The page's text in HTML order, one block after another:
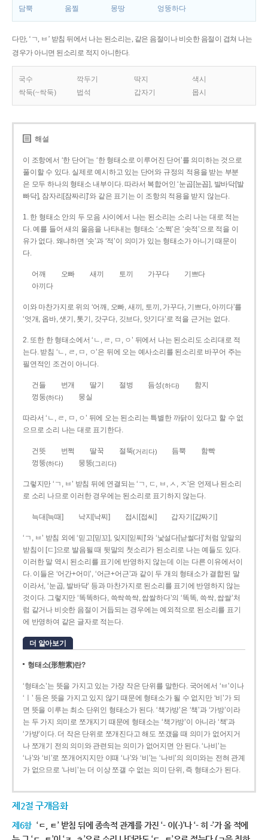
담뿍
움찔 몽땅 엉뚱하다
다만, ‘ㄱ, ㅂ’ 받침 뒤에서 나는 된소리는, 같은 음절이나 비슷한 음절이 겹쳐 나는
경우가 아니면 된소리로 적지 아니한다.
국수 깍두기 딱지
색시
싹둑(~싹둑)
법석 갑자기 몹시
해설
이 조항에서 ‘한 단어’는 ‘한 형태소로 이루어진 단어’를 의미하는 것으로
풀이할 수 있다. 실제로 예시하고 있는 단어와 규정의 적용을 받는 부분
은 모두 하나의 형태소 내부이다. 따라서 복합어인 ‘눈곱[눈꼽], 발바닥[발
빠닥], 잠자리[잠짜리]’와 같은 표기는 이 조항의 적용을 받지 않는다.
1. 한 형태소 안의 두 모음 사이에서 나는 된소리는 소리 나는 대로 적는
다. 예를 들어 새의 울음을 나타내는 형태소 ‘소쩍’은 ‘솟적’으로 적을 이
유가 없다. 왜냐하면 ‘솟’과 ‘적’이 의미가 있는 형태소가 아니기 때문이
다.
어깨 오빠 새끼 토끼 가꾸다
기쁘다
아끼다
이와 마찬가지로 위의 ‘어깨, 오빠, 새끼, 토끼, 가꾸다, 기쁘다, 아끼다’를
‘엇개, 옵바, 샛기, 톳기, 갓구다, 깃브다, 앗기다’로 적을 근거는 없다.
2. 또한 한 형태소에서 ‘ㄴ, ㄹ, ㅁ, ㅇ’ 뒤에서 나는 된소리도 소리대로 적
는다. 받침 ‘ㄴ, ㄹ, ㅁ, ㅇ’은 뒤에 오는 예사소리를 된소리로 바꾸어 주는
필연적인 조건이 아니다.
건들 번개 딸기 절벙 듬성(하다)
함지
껑둥(하다) 뭉실
따라서 ‘ㄴ, ㄹ, ㅁ, ㅇ’ 뒤에 오는 된소리는 특별한 까닭이 있다고 할 수 없
으므로 소리 나는 대로 표기한다.
건뜻 번쩍 딸꾹 절뚝(거리다) 듬뿍
함빡
껑뚱(하다) 뭉뚱(그리다)
그렇지만 ‘ㄱ, ㅂ’ 받침 뒤에 연결되는 ‘ㄱ, ㄷ, ㅂ, ㅅ, ㅈ’은 언제나 된소리
로 소리 나므로 이러한 경우에는 된소리로 표기하지 않는다.
늑대[늑때] 낙지[낙찌] 접시[접씨] 갑자기[갑짜기]
‘ㄱ, ㅂ’ 받침 외에 ‘믿고[믿꼬], 잊지[읻찌]’와 ‘낯설다[낟썰다]’처럼 앞말의
받침이 [ㄷ]으로 발음될 때 뒷말의 첫소리가 된소리로 나는 예들도 있다.
이러한 말 역시 된소리를 표기에 반영하지 않는데 이는 다른 이유에서이
다. 이들은 ‘어간+어미’, ‘어근+어근’과 같이 두 개의 형태소가 결합된 말
이라서, ‘눈곱, 발바닥’ 등과 마찬가지로 된소리를 표기에 반영하지 않는
것이다. 그렇지만 ‘똑똑하다, 쓱싹쓱싹, 쌉쌀하다’의 ‘똑똑, 쓱싹, 쌉쌀’처
럼 같거나 비슷한 음절이 거듭되는 경우에는 예외적으로 된소리를 표기
에 반영하여 같은 글자로 적는다.
더 알아보기
형태소(形態素)란?
‘형태소’는 뜻을 가지고 있는 가장 작은 단위를 말한다. 국어에서 ‘ㅂ’이나
‘ㅣ’ 등은 뜻을 가지고 있지 않기 때문에 형태소가 될 수 없지만 ‘비’가 되
면 뜻을 이루는 최소 단위인 형태소가 된다. ‘책가방’은 ‘책’과 ‘가방’이라
는 두 가지 의미로 쪼개지기 때문에 형태소는 ‘책가방’이 아니라 ‘책’과
‘가방’이다. 더 작은 단위로 쪼개진다고 해도 쪼갰을 때 의미가 없어지거
나 쪼개기 전의 의미와 관련되는 의미가 없어지면 안 된다. ‘나비’는
‘나’와 ‘비’로 쪼개어지지만 이때 ‘나’와 ‘비’는 ‘나비’의 의미와는 전혀 관계
가 없으므로 ‘나비’는 더 이상 쪼갤 수 없는 의미 단위, 즉 형태소가 된다.
제2절 구개음화
제6항 ‘ㄷ, ㅌ’ 받침 뒤에 종속적 관계를 가진 ‘- 이(-)’나 ‘- 히 -’가 올 적에